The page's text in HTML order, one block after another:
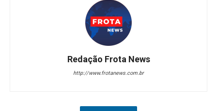
Redação Frota News
http://www.frotanews.com.br